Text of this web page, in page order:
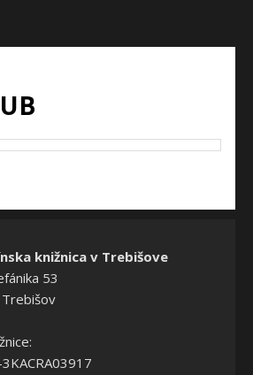
knižnica v Trebišove
53